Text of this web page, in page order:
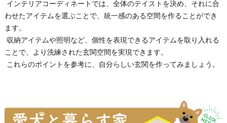
インテリアコーディネートでは、全体のテイストを決め、それに合
わせたアイテムを選ぶことで、統一感のある空間を作ることができ
ます。
収納アイテムや照明など、個性を表現できるアイテムを取り入れる
ことで、より洗練された玄関空間を実現できます。
これらのポイントを参考に、自分らしい玄関を作ってみましょう。